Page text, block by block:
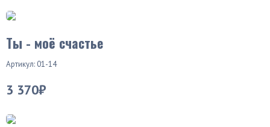
Ты - моё счастье
Артикул: 01-14
3 370₽